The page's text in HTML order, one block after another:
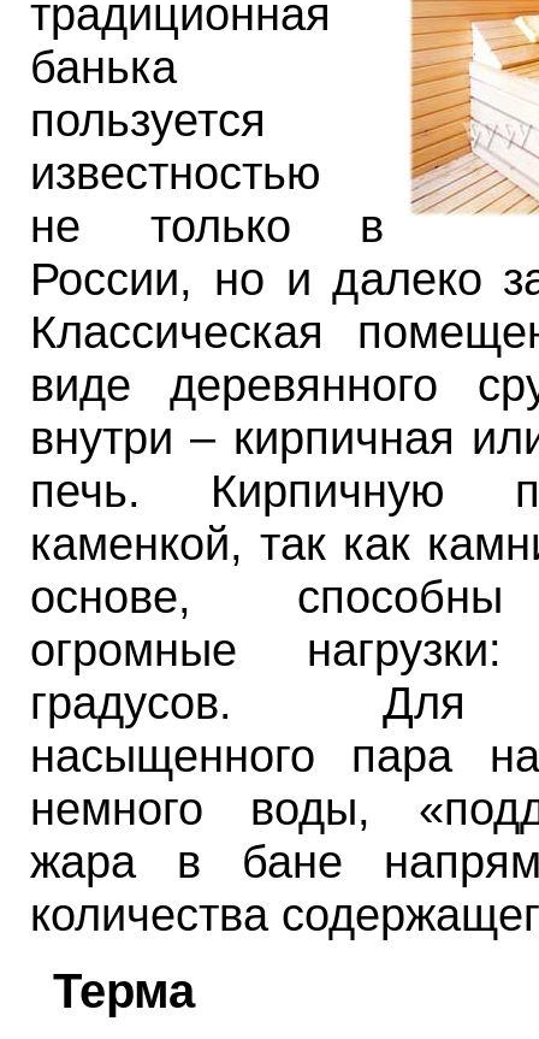
традиционная
банька
пользуется
известностью
не только в
России, но и далеко
Классическая
виде деревянного
внутри – кирпичная
печь. Кирпичную
каменкой, так как
основе, способны
огромные
градусов. Для
насыщенного пара
немного воды,
жара в бане
количества
Терма